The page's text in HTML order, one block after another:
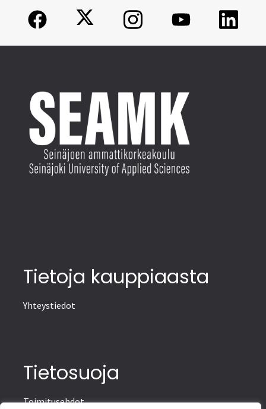
Tietoja kauppiaasta
Yhteystiedot
Tietosuoja
Toimitusehdot